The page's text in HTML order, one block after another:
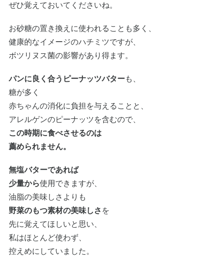
ぜひ覚えておいてくださいね。
お砂糖の置き換えに使われることも多く、
健康的なイメージのハチミツですが、
ボツリヌス菌の影響があり得ます。
パンに良く合うピーナッツバターも、
糖が多く
赤ちゃんの消化に負担を与えることと、
アレルゲンのピーナッツを含むので、
この時期に食べさせるのは
薦められません。
無塩バターであれば
少量から使用できますが、
油脂の美味しさよりも
野菜のもつ素材の美味しさ を
先に覚えてほしいと思い、
私はほとんど使わず、
控えめにしていました。